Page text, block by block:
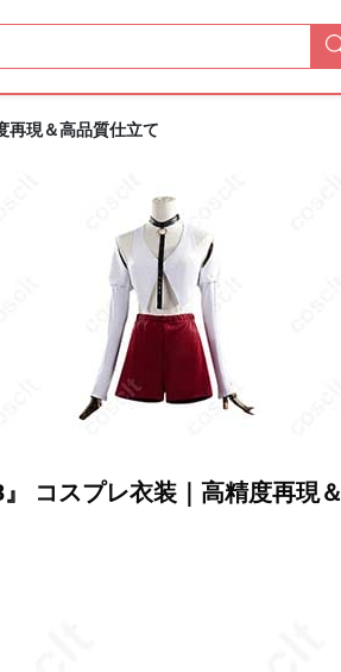
再現＆高品質仕立て
コスプレ衣装｜高精度再現＆